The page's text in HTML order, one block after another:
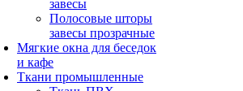
завесы
Полосовые шторы
завесы прозрачные
Мягкие окна для беседок
и кафе
Ткани промышленные